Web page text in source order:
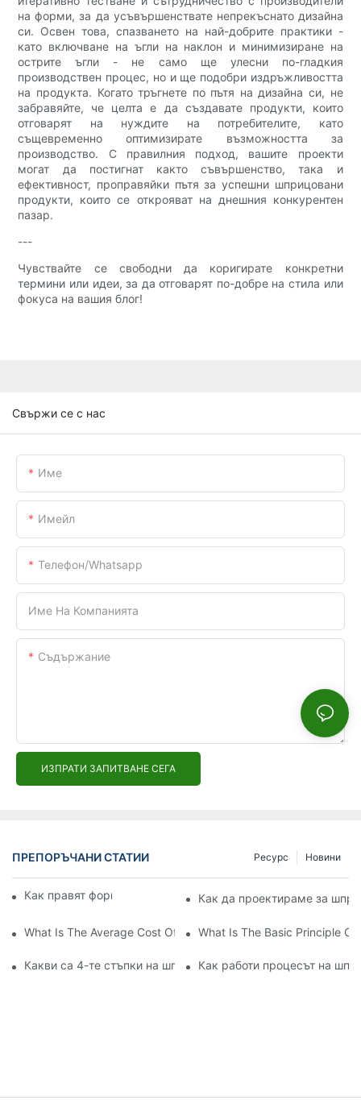
на форми, за да усъвършенствате непрекъснато дизайна
си. Освен това, спазването на най-добрите практики -
като включване на ъгли на наклон и минимизиране на
острите ъгли - не само ще улесни по-гладкия
производствен процес, но и ще подобри издръжливостта
на продукта. Когато тръгнете по пътя на дизайна си, не
забравяйте, че целта е да създавате продукти, които
отговарят на нуждите на потребителите, като
същевременно оптимизирате възможността за
производство. С правилния подход, вашите проекти
могат да постигнат както съвършенство, така и
ефективност, проправяйки пътя за успешни шприцовани
продукти, които се открояват на днешния конкурентен
пазар.
---
Чувствайте се свободни да коригирате конкретни
термини или идеи, за да отговарят по-добре на стила или
фокуса на вашия блог!
Свържи се с нас
Име
Имейл
Телефон/whatsapp
Име На Компанията
Съдържание
ИЗПРАТИ ЗАПИТВАНЕ СЕГА
ПРЕПОРЪЧАНИ СТАТИИ Новини
Ресурс
Как правят форми за шприцване?Как да проектираме за
What Is The Average Cost Of An Injection Mold?
What Is The Basic Principle
Какви са 4-те стъпки на шприцване?Как работи процесът на